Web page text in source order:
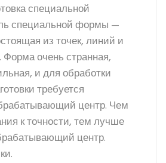
специальной
специальной формы —
из точек, линий и
Форма очень странная,
и для обработки
требуется
центр. Чем
к точности, тем лучше
центр.